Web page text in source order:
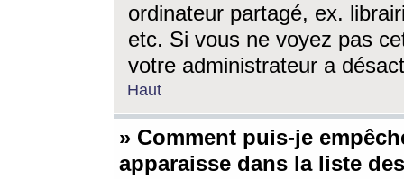
ordinateur partagé, ex.
etc. Si vous ne voyez pas
votre administrateur a
Haut
» Comment puis-je
apparaisse dans la liste